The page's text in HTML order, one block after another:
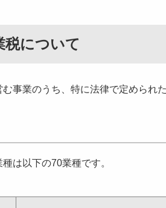
税について
事業のうち、特に法律で定められ
は以下の70業種です。